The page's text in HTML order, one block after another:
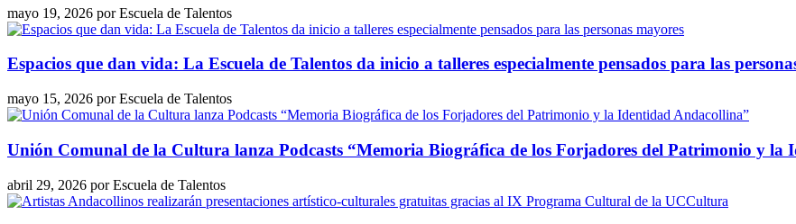
mayo 19, 2026 porEscuela de Talentos
Espacios que dan vida: La Escuela de Talentos da inicio a talleres especialmente pensados para las
mayo 15, 2026 porEscuela de Talentos
Unión Comunal de la Cultura lanza Podcasts “Memoria Biográfica de los Forjadores del Patrimonio y la
abril 29, 2026 porEscuela de Talentos